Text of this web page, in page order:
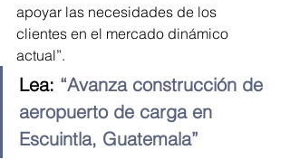
apoyar las necesidades de los
clientes en el mercado dinámico
actual”.
Lea: “Avanza construcción de
aeropuerto de carga en
Escuintla, Guatemala”